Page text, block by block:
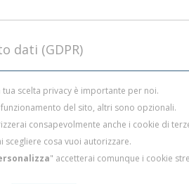
dati (GDPR)
scelta privacy è importante per noi.
del sito, altri sono opzionali.
consapevolmente anche i cookie di
scegliere cosa vuoi autorizzare.
" accetterai comunque i cookie